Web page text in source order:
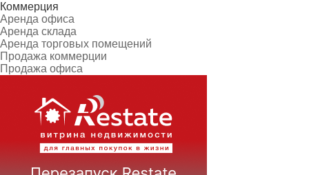
Коммерция
Аренда офиса
Аренда склада
Аренда торговых помещений
Продажа коммерции
Продажа офиса